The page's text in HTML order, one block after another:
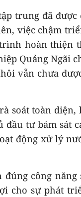
trung đã được
việc chậm
hoàn thiện
Quảng Ngãi
vẫn chưa
soát toàn diện,
tư bám sát
động xử lý
công năng
cho sự phát